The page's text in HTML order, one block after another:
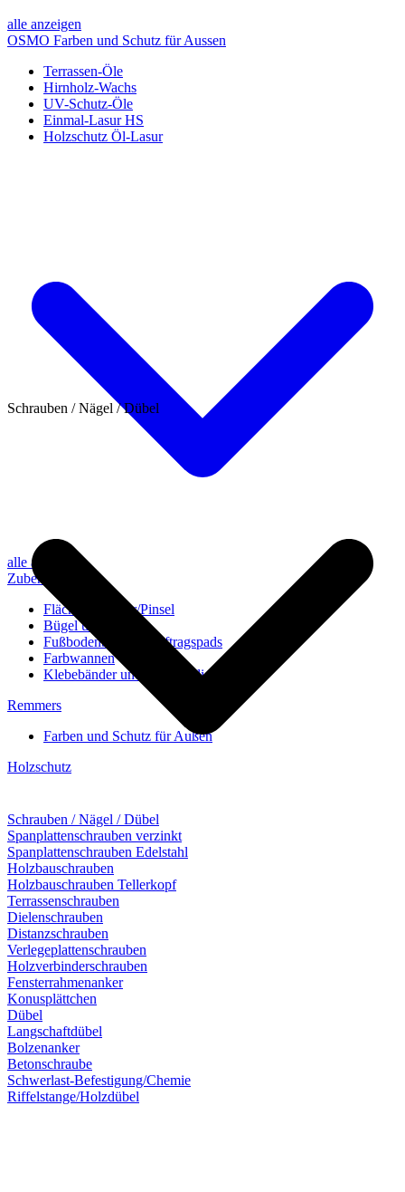
alle anzeigen
OSMO Farben und Schutz für Aussen
Terrassen-Öle
Hirnholz-Wachs
UV-Schutz-Öle
Einmal-Lasur HS
Holzschutz Öl-Lasur
alle anzeigen
Zubehör
Flächenstreicher/Pinsel
Bügel und Rollen
Fußbodenbürsten/Auftragspads
Farbwannen
Klebebänder und Abdeckvlies
Remmers
Farben und Schutz für Außen
Holzschutz
Schrauben / Nägel / Dübel
Schrauben / Nägel / Dübel
Spanplattenschrauben verzinkt
Spanplattenschrauben Edelstahl
Holzbauschrauben
Holzbauschrauben Tellerkopf
Terrassenschrauben
Dielenschrauben
Distanzschrauben
Verlegeplattenschrauben
Holzverbinderschrauben
Fensterrahmenanker
Konusplättchen
Dübel
Langschaftdübel
Bolzenanker
Betonschraube
Schwerlast-Befestigung/Chemie
Riffelstange/Holzdübel